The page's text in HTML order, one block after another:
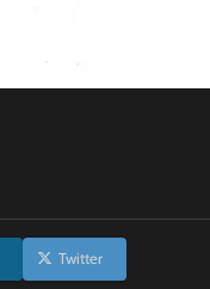
Twitter